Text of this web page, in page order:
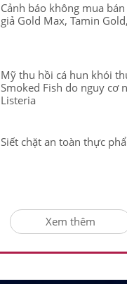
Cảnh báo không mua
giả Gold Max, Tamin
Mỹ thu hồi cá hun khói
Smoked Fish do nguy cơ
Listeria
Siết chặt an toàn thực
Xem thêm